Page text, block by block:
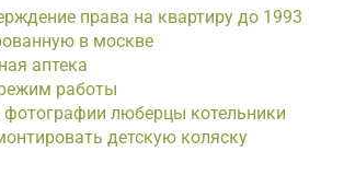
права на квартиру до 1993
в москве
аптека
работы
фотографии люберцы котельники
детскую коляску